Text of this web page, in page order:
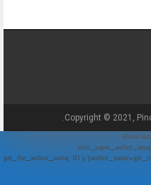
Copyright © 2021,
// Show
get_the_author_meta('ID'); $author_name =